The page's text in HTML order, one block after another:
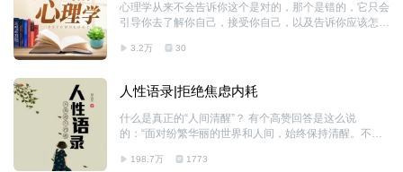
心理学从来不会告诉你这个是对的，那个是错的，它只会
引导你去了解你自己，接受你自己，以及告诉你应该怎样
免谣言干扰我们的大脑。 了解自己，你就能更容易体谅
度去解读，时间久了就养成了多向思维的习惯。懂得一点
心理术可以提高情商，“情商”就是在了解人与人之间的关
系，与人相处时知道为人处世之道。 生活中无时无刻不
在显现着心理学的身影，你懂了，生活就顺了。在人人都
很多问题都迎刃而解。本专辑讲述的便是关于爱和治愈、
3.2万 30
人性语录|拒绝焦虑内耗
什么是真正的“人间清醒”？ 有个高赞回答是这么说
的：“面对纷繁华丽的世界和人间，始终保持清醒。不迷
的确，真正“清醒”的人： 不管是顺境还是逆境，都能保持
198.7万 1773